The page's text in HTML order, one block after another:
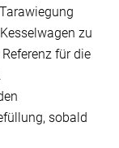
zu
für die
sobald